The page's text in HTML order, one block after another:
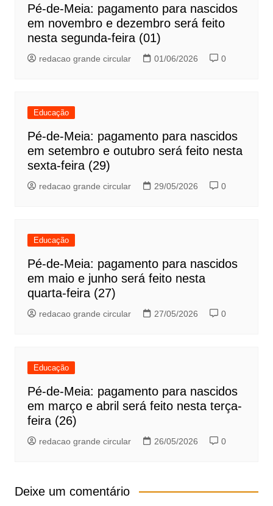
Pé-de-Meia: pagamento para nascidos
em novembro e dezembro será feito
nesta segunda-feira (01)
redacao grande circular 01/06/2026 0
Educação
Pé-de-Meia: pagamento para nascidos
em setembro e outubro será feito nesta
sexta-feira (29)
redacao grande circular 29/05/2026 0
Educação
Pé-de-Meia: pagamento para nascidos
em maio e junho será feito nesta
quarta-feira (27)
redacao grande circular 27/05/2026 0
Educação
Pé-de-Meia: pagamento para nascidos
em março e abril será feito nesta terça-
feira (26)
redacao grande circular 26/05/2026 0
Deixe um comentário